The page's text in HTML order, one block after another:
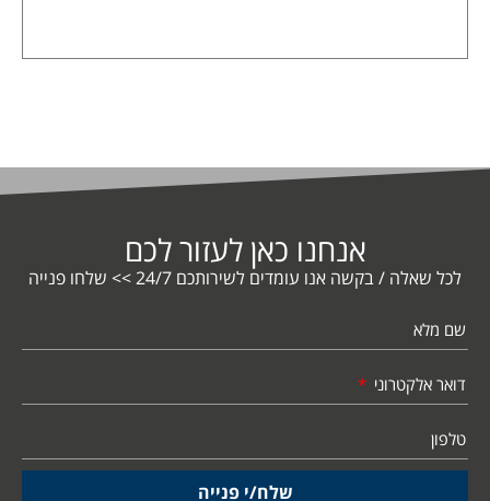
אנחנו כאן לעזור לכם
לכל שאלה / בקשה אנו עומדים לשירותכם 24/7 >> שלחו פנייה
שם מלא
דואר אלקטרוני
טלפון
שלח/י פנייה